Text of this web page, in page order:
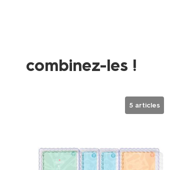
combinez-les !
5 articles